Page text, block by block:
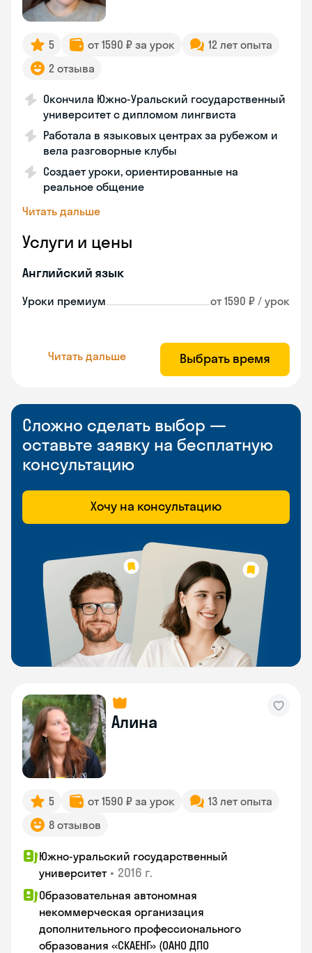
5 от 1590 ₽ за урок
12 лет опыта
2 отзыва
Окончила Южно-Уральский государственный
университет с дипломом лингвиста
Работала в языковых центрах за рубежом и
вела разговорные клубы
Создает уроки, ориентированные на
реальное общение
Читать дальше
Услуги и цены
Английский язык
Уроки премиум от 1590 ₽ / урок
Читать дальше Выбрать время
Сложно сделать выбор —
оставьте заявку на бесплатную
консультацию
Хочу на консультацию
Алина
5 от 1590 ₽ за урок
13 лет опыта
8 отзывов
Южно-уральский государственный
университет • 2016 г.
Образовательная автономная
некоммерческая организация
дополнительного профессионального
образования «СКАЕНГ» (ОАНО ДПО